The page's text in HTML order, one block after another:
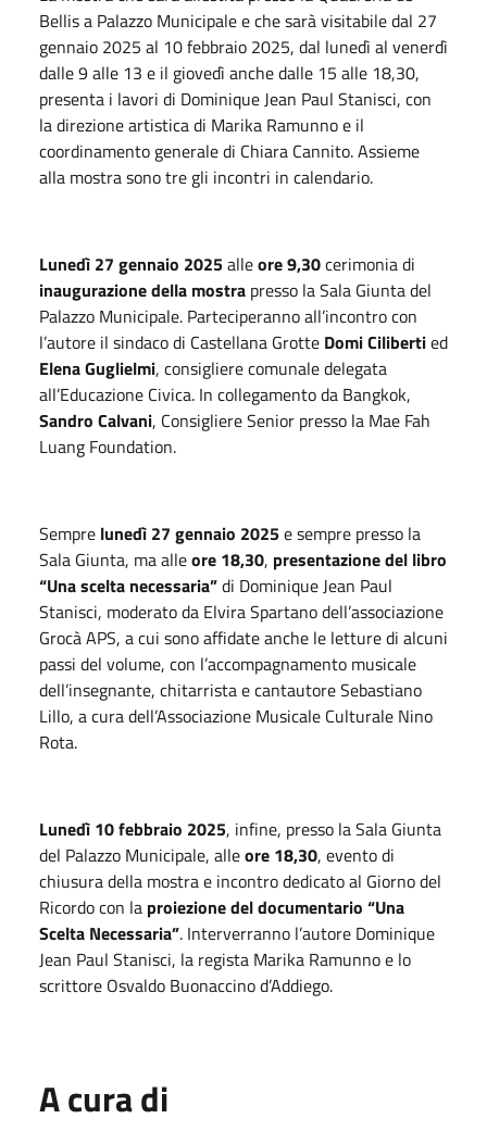
Bellis a Palazzo Municipale e che sarà visitabile dal 27
gennaio 2025 al 10 febbraio 2025, dal lunedì al venerdì
dalle 9 alle 13 e il giovedì anche dalle 15 alle 18,30,
presenta i lavori di Dominique Jean Paul Stanisci, con
la direzione artistica di Marika Ramunno e il
coordinamento generale di Chiara Cannito. Assieme
alla mostra sono tre gli incontri in calendario.
Lunedì 27 gennaio 2025alleore 9,30cerimonia di
inaugurazione della mostra presso la Sala Giunta del
Palazzo Municipale. Parteciperanno all’incontro con
l’autore il sindaco di Castellana Grotte Domi Cilibertied
Elena Guglielmi, consigliere comunale delegata
all’Educazione Civica. In collegamento da Bangkok,
Sandro Calvani, Consigliere Senior presso la Mae Fah
Luang Foundation.
Sempre lunedì 27 gennaio 2025e sempre presso la
Sala Giunta, ma alleore 18,30, presentazione del libro
“Una scelta necessaria”di Dominique Jean Paul
Stanisci, moderato da Elvira Spartano dell’associazione
Grocà APS, a cui sono affidate anche le letture di alcuni
passi del volume, con l’accompagnamento musicale
dell’insegnante, chitarrista e cantautore Sebastiano
Lillo, a cura dell’Associazione Musicale Culturale Nino
Rota.
Lunedì 10 febbraio 2025, infine, presso la Sala Giunta
del Palazzo Municipale, alleore 18,30, evento di
chiusura della mostra e incontro dedicato al Giorno del
Ricordo con la proiezione del documentario “Una
Scelta Necessaria”. Interverranno l’autore Dominique
Jean Paul Stanisci, la regista Marika Ramunno e lo
scrittore Osvaldo Buonaccino d’Addiego.
A cura di